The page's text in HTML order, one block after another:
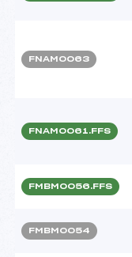
FNAM0063
FNAM0061.FFS
FMBM0056.FFS
FMBM0054